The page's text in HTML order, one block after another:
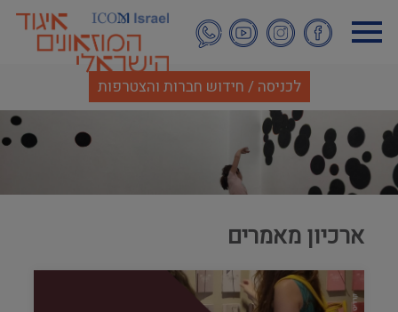
לתוכן
העיקרי
לכניסה / חידוש חברות והצטרפות
ארכיון מאמרים